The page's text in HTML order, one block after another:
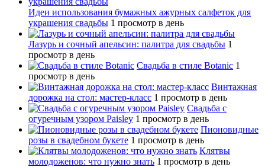
Идеи использования бумажных ажурных салфеток для
украшения свадьбы 1 просмотр в день
Лазурь и сочный апельсин: палитра для свадьбы 1
просмотр в день
Свадьба в стиле Botanic 1
просмотр в день
Винтажная
дорожка на стол: мастер-класс 1 просмотр в день
Свадьба с
огуречным узором Paisley 1 просмотр в день
Пионовидные
розы в свадебном букете 1 просмотр в день
Клятвы
молодоженов: что нужно знать 1 просмотр в день